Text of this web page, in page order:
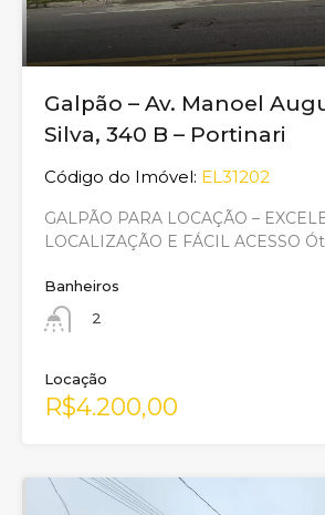
Galpão – Av. Manoel
Silva, 340 B – Portinari
Código do Imóvel: EL31202
GALPÃO PARA LOCAÇÃO –
LOCALIZAÇÃO E FÁCIL ACESSO
Banheiros
2
Locação
R$4.200,00